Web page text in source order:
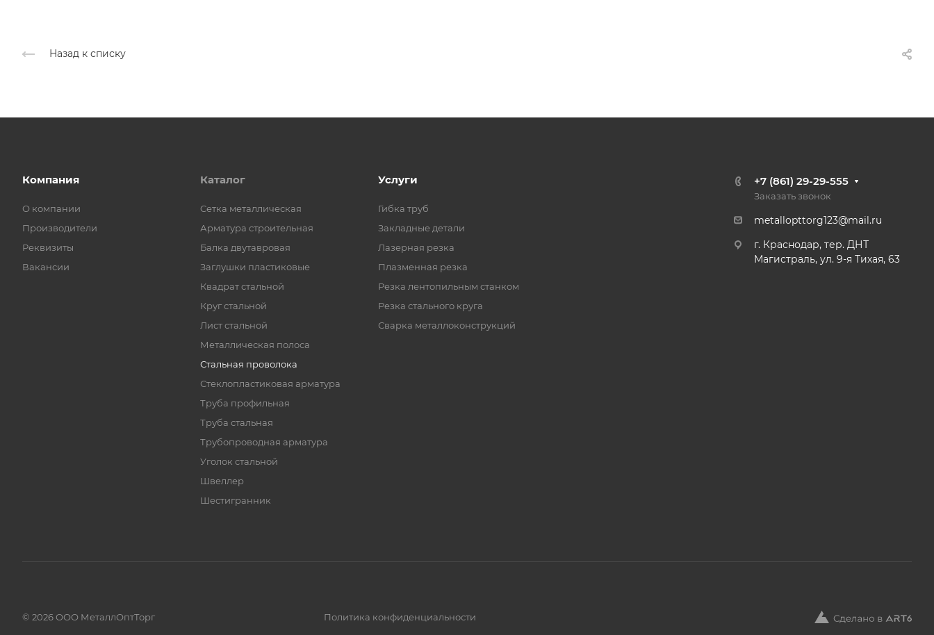
Назад к списку
Компания
О компании
Производители
Реквизиты
Вакансии
Каталог
Cетка металлическая
Арматура строительная
Балка двутавровая
Заглушки пластиковые
Квадрат стальной
Круг стальной
Лист стальной
Металлическая полоса
Стальная проволока
Стеклопластиковая арматура
Труба профильная
Труба стальная
Трубопроводная арматура
Уголок стальной
Швеллер
Шестигранник
Услуги
Гибка труб
Закладные детали
Лазерная резка
Плазменная резка
Резка лентопильным станком
Резка стального круга
Сварка металлоконструкций
+7 (861) 29-29-555
Заказать звонок
metallopttorg123@mail.ru
г. Краснодар, тер. ДНТ
Магистраль, ул. 9-я Тихая, 63
© 2026 ООО МеталлОптТорг Политика конфиденциальности